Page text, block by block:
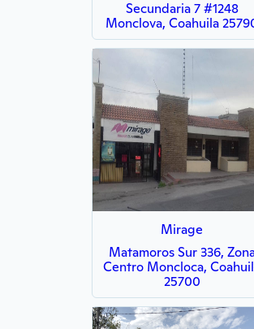
Secundaria 7 #1248
Monclova, Coahuila
Mirage
Matamoros Sur 336,
Centro Moncloca,
25700